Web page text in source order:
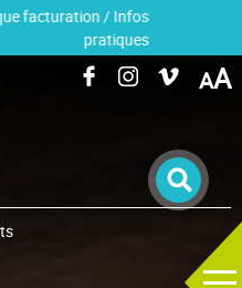
facturation / Infos
pratiques
A